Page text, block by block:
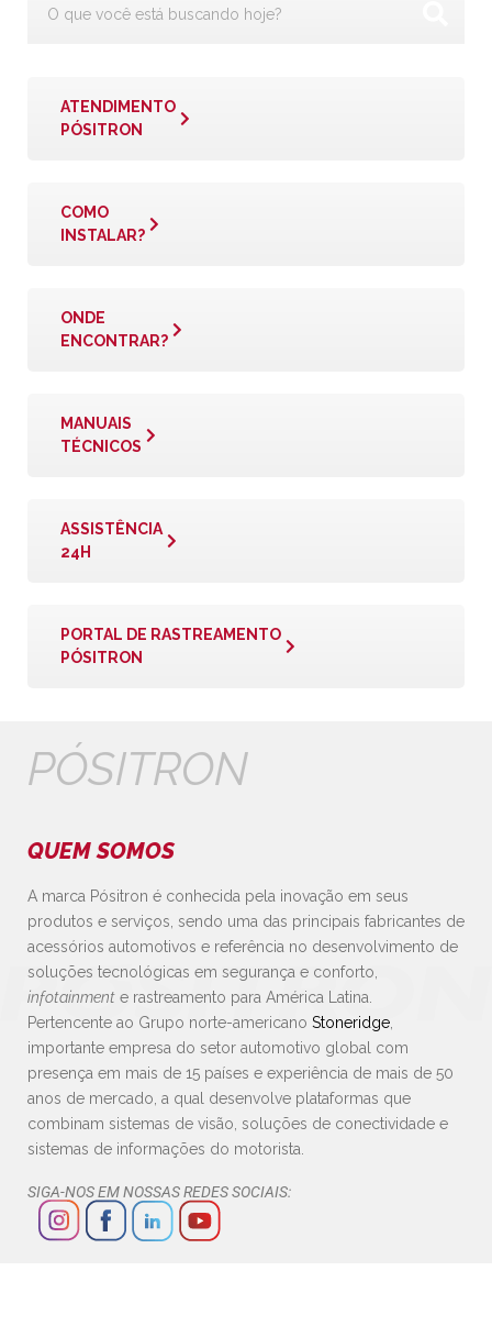
ATENDIMENTO
PÓSITRON
COMO
INSTALAR?
ONDE
ENCONTRAR?
MANUAIS
TÉCNICOS
ASSISTÊNCIA
24H
PORTAL DE RASTREAMENTO
PÓSITRON
PÓSITRON
QUEM SOMOS
A marca Pósitron é conhecida pela inovação em seus
produtos e serviços, sendo uma das principais fabricantes de
acessórios automotivos e referência no desenvolvimento de
soluções tecnológicas em segurança e conforto,
infotainment e rastreamento para América Latina.
Pertencente ao Grupo norte-americano Stoneridge
importante empresa do setor automotivo global com
presença em mais de 15 países e experiência de mais de 50
anos de mercado, a qual desenvolve plataformas que
combinam sistemas de visão, soluções de conectividade e
sistemas de informações do motorista.
SIGA-NOS EM NOSSAS REDES SOCIAIS: